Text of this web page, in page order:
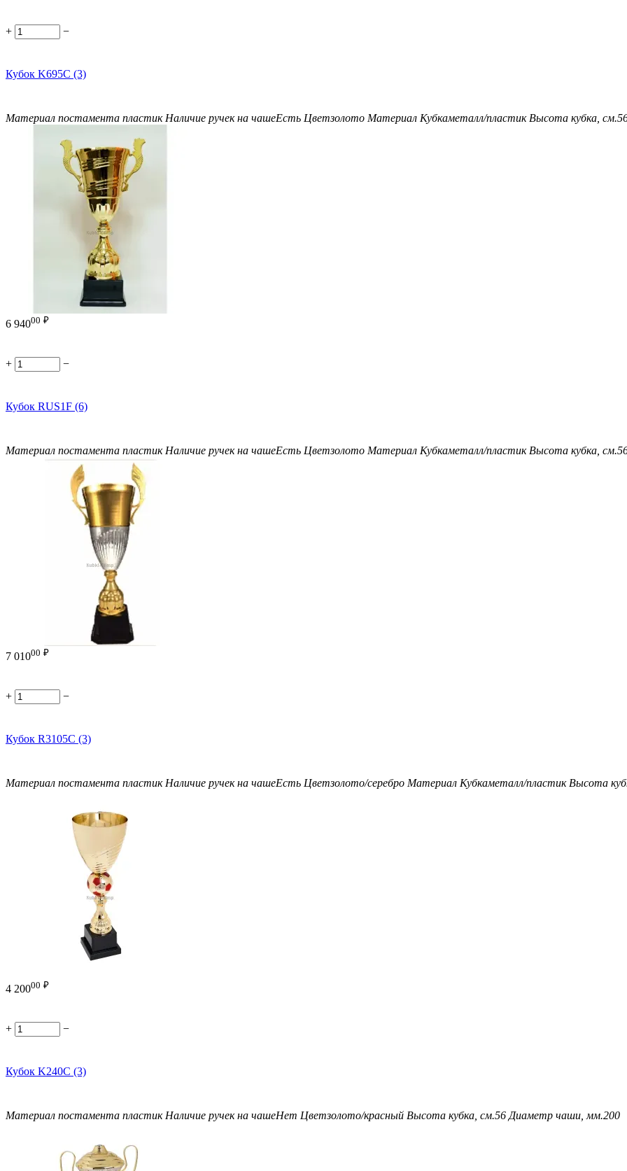
+ −
Кубок K695C (3)
Материал постамента пластик Наличие ручек на чашеЕсть Цветзолото Материал Кубкаметалл/пластик Высота кубка, см.
6 94000 ₽
+ −
Кубок RUS1F (6)
Материал постамента пластик Наличие ручек на чашеЕсть Цветзолото Материал Кубкаметалл/пластик Высота кубка, см.
7 01000 ₽
+ −
Кубок R3105C (3)
Материал постамента пластик Наличие ручек на чашеЕсть Цветзолото/серебро Материал Кубкаметалл/пластик Высота
4 20000 ₽
+ −
Кубок K240C (3)
Материал постамента пластик Наличие ручек на чашеНет Цветзолото/красный Высота кубка, см.56 Диаметр чаши, мм.200